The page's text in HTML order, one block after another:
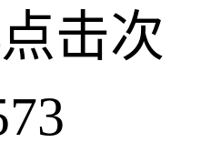
点击次